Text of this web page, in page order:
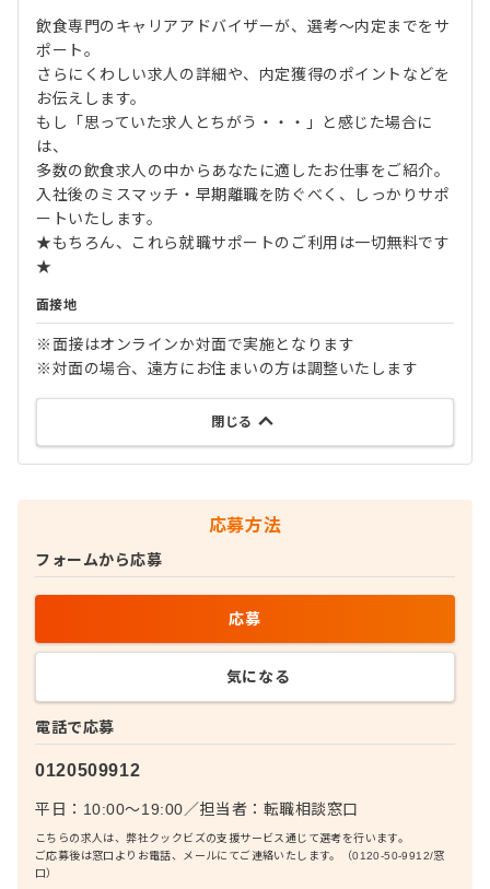
飲食専門のキャリアアドバイザーが、選考～内定までをサ
ポート。
さらにくわしい求人の詳細や、内定獲得のポイントなどを
お伝えします。
もし「思っていた求人とちがう・・・」と感じた場合に
は、
多数の飲食求人の中からあなたに適したお仕事をご紹介。
入社後のミスマッチ・早期離職を防ぐべく、しっかりサポ
ートいたします。
★もちろん、これら就職サポートのご利用は一切無料です
★
面接地
※面接はオンラインか対面で実施となります
※対面の場合、遠方にお住まいの方は調整いたします
閉じる
応募方法
電話で応募
0120509912
平日：10:00〜19:00／担当者： 転職相談窓口
こちらの求人は、弊社クックビズの支援サービス通じて選考を行います。
ご応募後は窓口よりお電話、メールにてご連絡いたします。（0120-50-9912/窓
口）
フォームから応募
応募
気になる